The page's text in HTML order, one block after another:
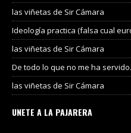
las viñetas de Sir Cámara
Ideología practica (falsa cual
las viñetas de Sir Cámara
De todo lo que no me ha servido.
las viñetas de Sir Cámara
UNETE A LA PAJARERA